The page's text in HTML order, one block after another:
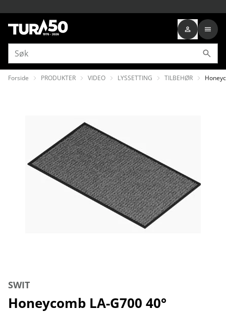
Forside PRODUKTER VIDEO LYSSETTING TILBEHØR
SWIT
Honeycomb LA-G700 40°